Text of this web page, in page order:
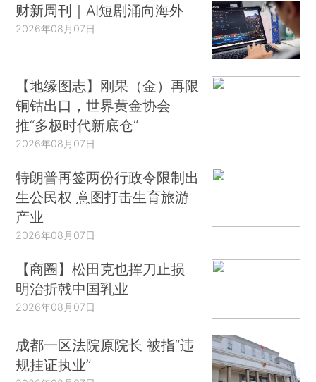
财新周刊｜AI短剧涌向海外
2026年08月07日
【地缘图志】刚果（金）再限
铜钴出口，世界黄金协会
推“多极时代新底仓”
2026年08月07日
特朗普再签两份行政令限制出
生公民权 意图打击生育旅游
产业
2026年08月07日
【商圈】松田克也挥刀止损
明治折戟中国乳业
2026年08月07日
成都一区法院原院长 被指“违
规挂证执业”